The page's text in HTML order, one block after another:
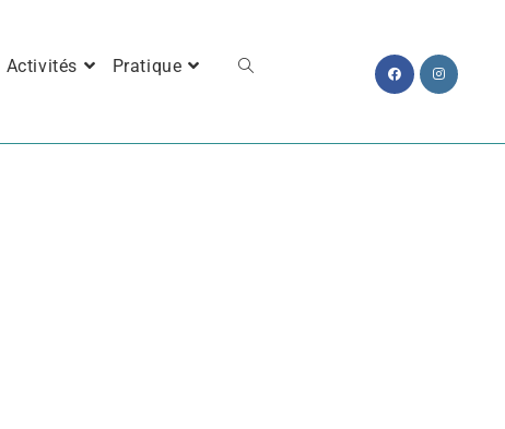
Activités Pratique